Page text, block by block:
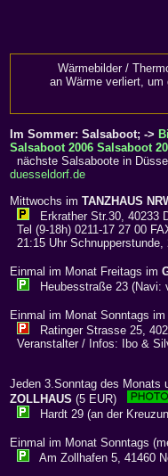
Wärmebilder /
an Wärme verliert,
Im Sommer: Salsaboot; ->
Salsaboot 2006 Salsaboot
nächste Salsaboote in
duesseldorf.de
Mittwochs im TANZHAUS
Erkrather Str.30, 40233
Tel (9-18h) 0211-17 27 00
21:15 Uhr Schnupperstunde,
Einmal im Monat Freitags im
Heubesstraße 23 (Navi:
Einmal im Monat Sonntags im
Ratinger Strasse 25,
Veranstalter / Infos: Ibo &
Jeden 3.Sonntag des Monats
ZOLLHAUS (5 EUR)
Hardt 29 (an der
Einmal im Monat Sonntags
Am Zollhafen 5, 41460